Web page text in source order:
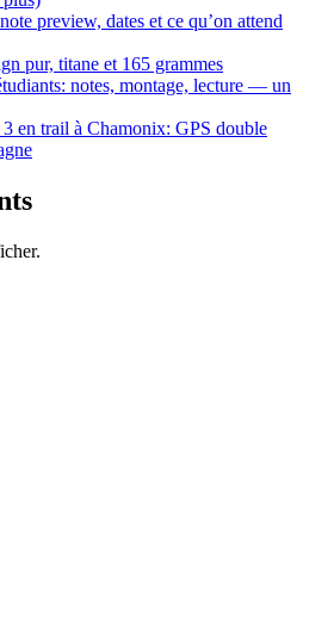
preview, dates et ce qu’on attend
pur, titane et 165 grammes
notes, montage, lecture — un
en trail à Chamonix: GPS double